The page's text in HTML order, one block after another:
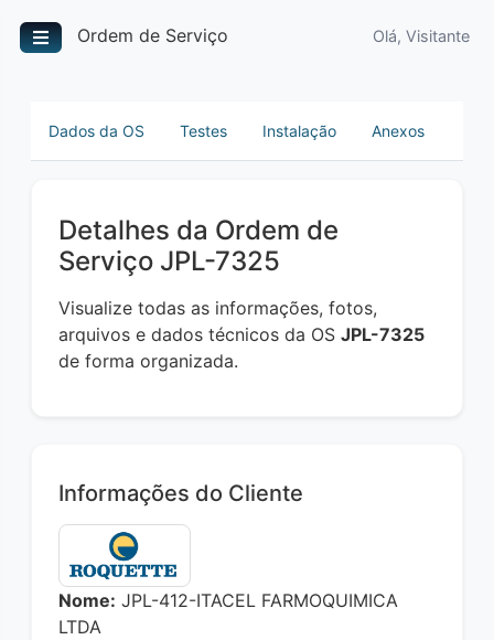
Ordem de Serviço Olá, Visitante
Dados da OS Testes Instalação Anexos
Detalhes da Ordem de
Serviço JPL-7325
Visualize todas as informações, fotos,
arquivos e dados técnicos da OS JPL-7325
de forma organizada.
Informações do Cliente
Nome: JPL-412-ITACEL FARMOQUIMICA
LTDA